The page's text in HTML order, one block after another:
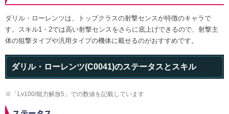
ダリル・ローレンツは、トップクラスの射撃センスが特徴のキャラで
す。スキル1・2では高い射撃センスをさらに底上げできるので、射撃主
体の狙撃タイプや汎用タイプの機体に載せるのがおすすめです。
ダリル・ローレンツ(C0041)のステータスとスキル
※「Lv100/能力解放5」での数値を記載しています